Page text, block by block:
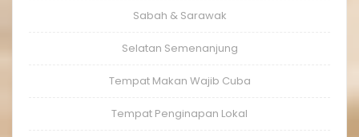
Sabah & Sarawak
Selatan Semenanjung
Tempat Makan Wajib Cuba
Tempat Penginapan Lokal